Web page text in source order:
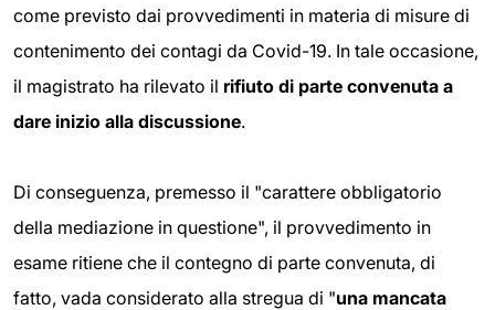
come previsto dai provvedimenti in materia di misure di
contenimento dei contagi da Covid-19. In tale occasione,
il magistrato ha rilevato il rifiuto di parte convenuta a
dare inizio alla discussione.
Di conseguenza, premesso il "carattere obbligatorio
della mediazione in questione", il provvedimento in
esame ritiene che il contegno di parte convenuta, di
fatto, vada considerato alla stregua di "una mancata